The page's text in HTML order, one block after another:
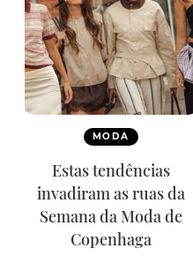
MODA
Estas tendências
invadiram as ruas da
Semana da Moda de
Copenhaga